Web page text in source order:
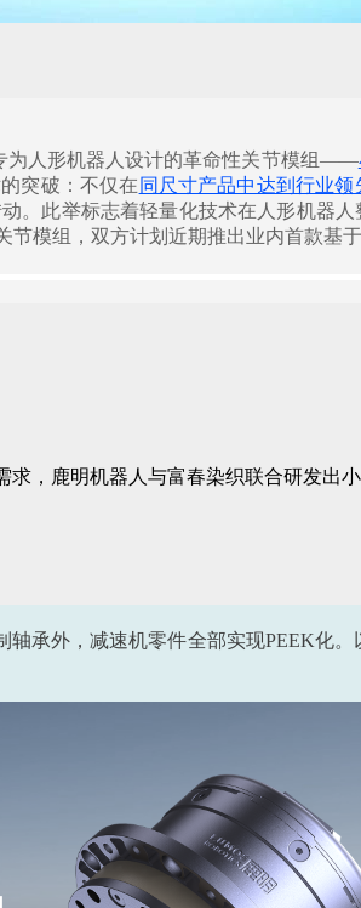
为人形机器人设计的革命性关节模组——
突破：不仅在 同尺寸产品中达到行业
。此举标志着轻量化技术在人形机器
模组，双方计划近期推出业内首款基
，鹿明机器人与富春染织联合研发出
承外，减速机零件全部实现PEEK化